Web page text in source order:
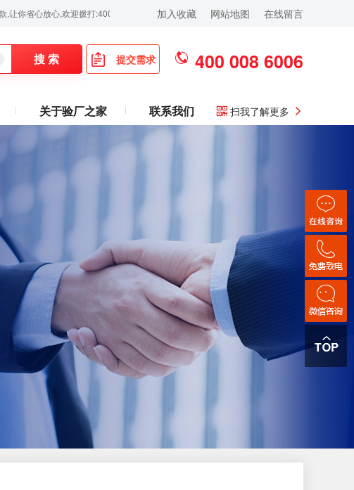
放心,欢迎拨打:400-008-6006！ 加入收藏 网站地图 在线留言
搜 索 提交需求 400 008 6006
关于验厂之家 联系我们 扫我了解更多